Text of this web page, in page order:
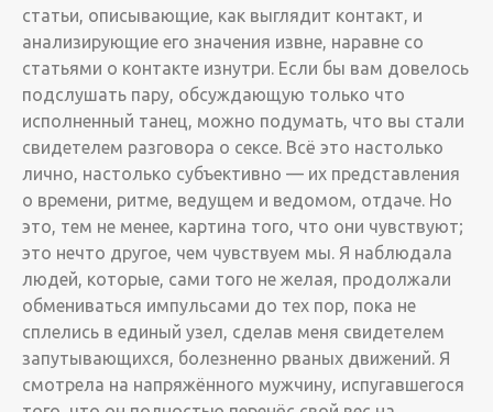
статьи, описывающие, как выглядит контакт, и
анализирующие его значения извне, наравне со
статьями о контакте изнутри. Если бы вам довелось
подслушать пару, обсуждающую только что
исполненный танец, можно подумать, что вы стали
свидетелем разговора о сексе. Всё это настолько
лично, настолько субъективно — их представления
о времени, ритме, ведущем и ведомом, отдаче. Но
это, тем не менее, картина того, что они чувствуют;
это нечто другое, чем чувствуем мы. Я наблюдала
людей, которые, сами того не желая, продолжали
обмениваться импульсами до тех пор, пока не
сплелись в единый узел, сделав меня свидетелем
запутывающихся, болезненно рваных движений. Я
смотрела на напряжённого мужчину, испугавшегося